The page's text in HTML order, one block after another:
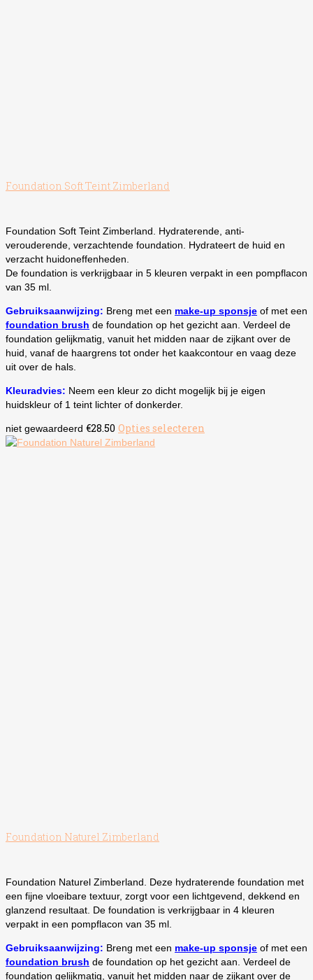
Foundation Soft Teint Zimberland
Foundation Soft Teint Zimberland. Hydraterende, anti-
verouderende, verzachtende foundation. Hydrateert de huid en
verzacht huidoneffenheden.
De foundation is verkrijgbaar in 5 kleuren verpakt in een pompflacon
van 35 ml.
Gebruiksaanwijzing: Breng met een make-up sponsje of met een
foundation brush de foundation op het gezicht aan. Verdeel de
foundation gelijkmatig, vanuit het midden naar de zijkant over de
huid, vanaf de haargrens tot onder het kaakcontour en vaag deze
uit over de hals.
Kleuradvies: Neem een kleur zo dicht mogelijk bij je eigen
huidskleur of 1 teint lichter of donkerder.
niet gewaardeerd €28.50 Opties selecteren
Foundation Naturel Zimberland
Foundation Naturel Zimberland. Deze hydraterende foundation met
een fijne vloeibare textuur, zorgt voor een lichtgevend, dekkend en
glanzend resultaat. De foundation is verkrijgbaar in 4 kleuren
verpakt in een pompflacon van 35 ml.
Gebruiksaanwijzing: Breng met een make-up sponsje of met een
foundation brush de foundation op het gezicht aan. Verdeel de
foundation gelijkmatig, vanuit het midden naar de zijkant over de